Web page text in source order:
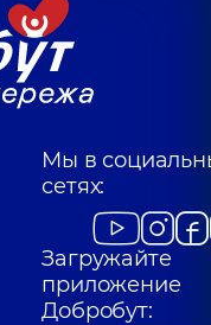
Мы в
сетях:
Загружайте
приложение
Добробут: